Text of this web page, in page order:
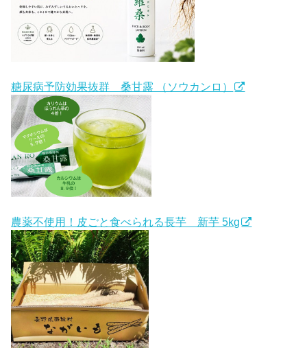
糖尿病予防効果抜群 桑甘露 （ソウカンロ）
農薬不使用！皮ごと食べられる長芋 新芋 5kg